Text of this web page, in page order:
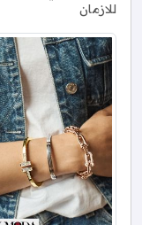
للازمان